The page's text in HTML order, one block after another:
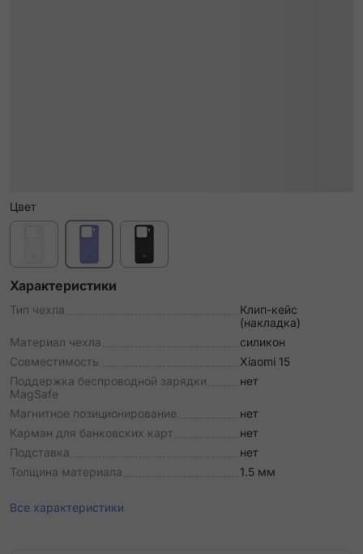
Цвет
Характеристики
Тип чехла
Клип-кейс
(накладка)
Материал чехла
силикон
Совместимость
Xiaomi 15
Поддержка беспроводной зарядки
MagSafe
нет
Магнитное позиционирование
нет
Карман для банковских карт
нет
Подставка
нет
Толщина материала
1.5 мм
Все характеристики